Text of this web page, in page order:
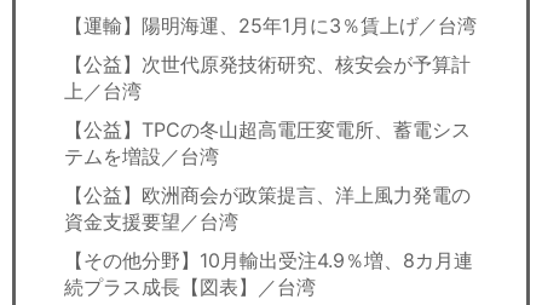
【運輸】陽明海運、25年1月に3％賃上げ／台湾
【公益】次世代原発技術研究、核安会が予算計
上／台湾
【公益】TPCの冬山超高電圧変電所、蓄電シス
テムを増設／台湾
【公益】欧洲商会が政策提言、洋上風力発電の
資金支援要望／台湾
【その他分野】10月輸出受注4.9％増、8カ月連
続プラス成長【図表】／台湾